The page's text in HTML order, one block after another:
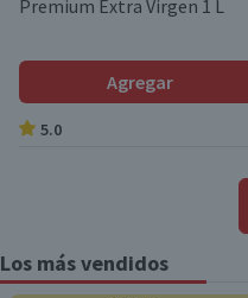
Premium Extra Virgen 1 L
Agregar
5.0
Los más vendidos